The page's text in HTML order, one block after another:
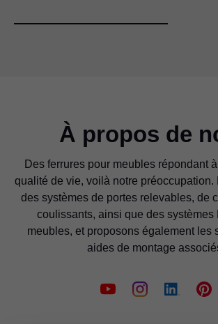
À propos de
Des ferrures pour meubles répondant
qualité de vie, voilà notre préoccupation.
des systèmes de portes relevables, de
coulissants, ainsi que des systèmes
meubles, et proposons également les
aides de montage